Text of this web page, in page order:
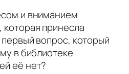
и вниманием
которая принесла
вопрос, который
в библиотеке
её нет?